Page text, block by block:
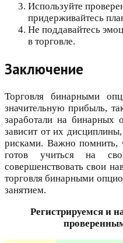
Используйте
придерживайтесь
Не поддавайтесь
в торговле.
Заключение
Торговля бинарными
значительную прибыль,
заработали на бинарных
зависит от их
рисками. Важно помнить,
готов учиться на
совершенствовать свои
торговля бинарными
занятием.
Регистрируемся и